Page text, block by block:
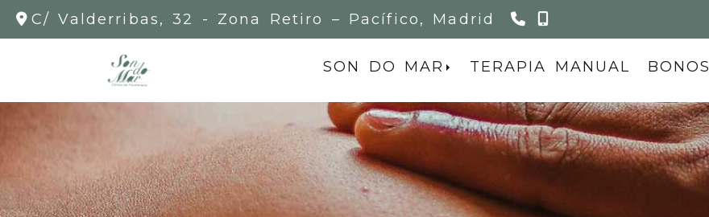
C/ Valderribas, 32 - Zona Retiro – Pacífico, Madrid 911 155 467
SON DO MAR TERAPIA MANUAL BONOS